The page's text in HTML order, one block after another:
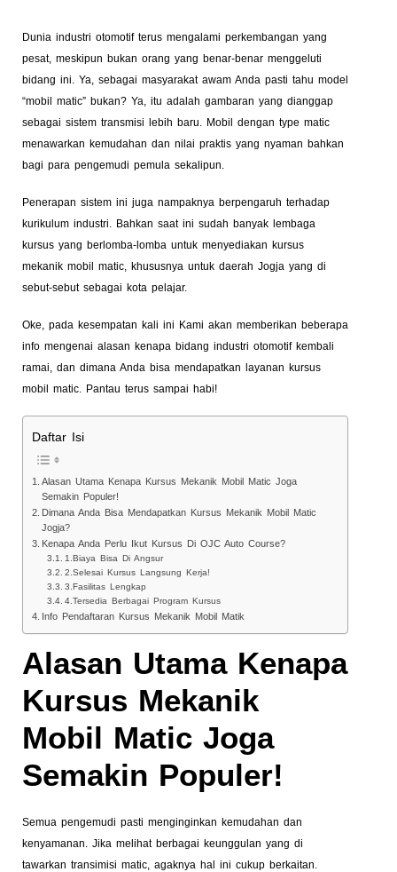
Dunia industri otomotif terus mengalami perkembangan yang
pesat, meskipun bukan orang yang benar-benar menggeluti
bidang ini. Ya, sebagai masyarakat awam Anda pasti tahu model
“mobil matic” bukan? Ya, itu adalah gambaran yang dianggap
sebagai sistem transmisi lebih baru. Mobil dengan type matic
menawarkan kemudahan dan nilai praktis yang nyaman bahkan
bagi para pengemudi pemula sekalipun.
Penerapan sistem ini juga nampaknya berpengaruh terhadap
kurikulum industri. Bahkan saat ini sudah banyak lembaga
kursus yang berlomba-lomba untuk menyediakan kursus
mekanik mobil matic, khususnya untuk daerah Jogja yang di
sebut-sebut sebagai kota pelajar.
Oke, pada kesempatan kali ini Kami akan memberikan beberapa
info mengenai alasan kenapa bidang industri otomotif kembali
ramai, dan dimana Anda bisa mendapatkan layanan kursus
mobil matic. Pantau terus sampai habi!
Daftar Isi
Alasan Utama Kenapa Kursus Mekanik Mobil Matic Joga
Semakin Populer!
Dimana Anda Bisa Mendapatkan Kursus Mekanik Mobil Matic
Jogja?
Kenapa Anda Perlu Ikut Kursus Di OJC Auto Course?
1.Biaya Bisa Di Angsur
2.Selesai Kursus Langsung Kerja!
3.Fasilitas Lengkap
4.Tersedia Berbagai Program Kursus
Info Pendaftaran Kursus Mekanik Mobil Matik
Alasan Utama Kenapa
Kursus Mekanik
Mobil Matic Joga
Semakin Populer!
Semua pengemudi pasti menginginkan kemudahan dan
kenyamanan. Jika melihat berbagai keunggulan yang di
tawarkan transimisi matic, agaknya hal ini cukup berkaitan.